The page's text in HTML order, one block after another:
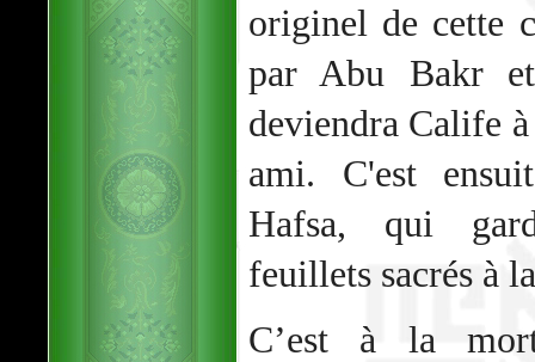
originel de cette
par Abu Bakr
deviendra Calife
ami. C'est
Hafsa, qui
feuillets sacrés à
C’est à la